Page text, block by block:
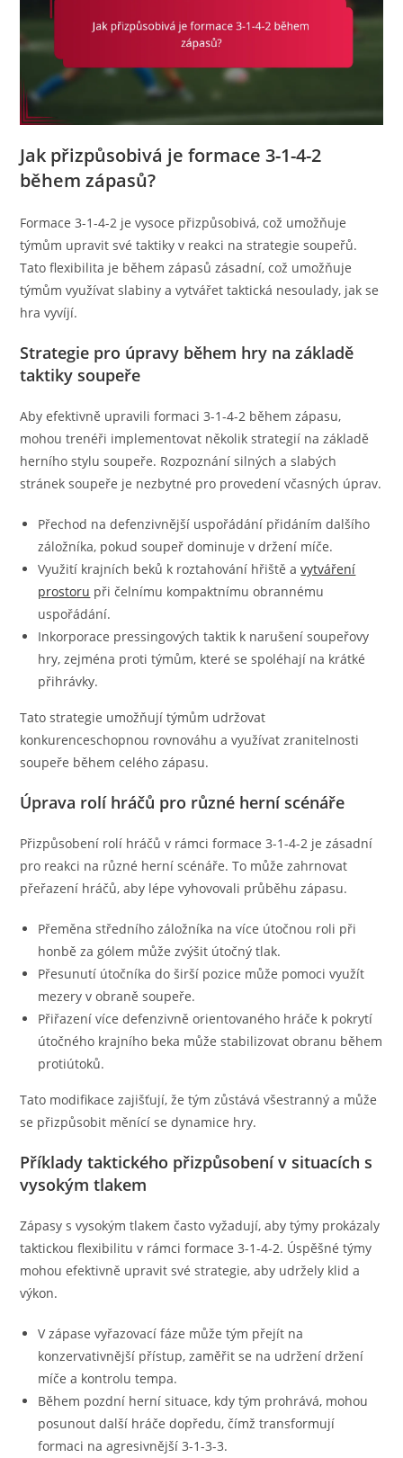
Jak přizpůsobivá je formace 3-1-4-2
během zápasů?
Formace 3-1-4-2 je vysoce přizpůsobivá, což umožňuje
týmům upravit své taktiky v reakci na strategie soupeřů.
Tato flexibilita je během zápasů zásadní, což umožňuje
týmům využívat slabiny a vytvářet taktická nesoulady, jak se
hra vyvíjí.
Strategie pro úpravy během hry na základě
taktiky soupeře
Aby efektivně upravili formaci 3-1-4-2 během zápasu,
mohou trenéři implementovat několik strategií na základě
herního stylu soupeře. Rozpoznání silných a slabých
stránek soupeře je nezbytné pro provedení včasných úprav.
Přechod na defenzivnější uspořádání přidáním dalšího
záložníka, pokud soupeř dominuje v držení míče.
Využití krajních beků k roztahování hřiště avytváření
prostoru při čelnímu kompaktnímu obrannému
uspořádání.
Inkorporace pressingových taktik k narušení soupeřovy
hry, zejména proti týmům, které se spoléhají na krátké
přihrávky.
Tato strategie umožňují týmům udržovat
konkurenceschopnou rovnováhu a využívat zranitelnosti
soupeře během celého zápasu.
Úprava rolí hráčů pro různé herní scénáře
Přizpůsobení rolí hráčů v rámci formace 3-1-4-2 je zásadní
pro reakci na různé herní scénáře. To může zahrnovat
přeřazení hráčů, aby lépe vyhovovali průběhu zápasu.
Přeměna středního záložníka na více útočnou roli při
honbě za gólem může zvýšit útočný tlak.
Přesunutí útočníka do širší pozice může pomoci využít
mezery v obraně soupeře.
Přiřazení více defenzivně orientovaného hráče k pokrytí
útočného krajního beka může stabilizovat obranu během
protiútoků.
Tato modifikace zajišťují, že tým zůstává všestranný a může
se přizpůsobit měnící se dynamice hry.
Příklady taktického přizpůsobení v situacích s
vysokým tlakem
Zápasy s vysokým tlakem často vyžadují, aby týmy prokázaly
taktickou flexibilitu v rámci formace 3-1-4-2. Úspěšné týmy
mohou efektivně upravit své strategie, aby udržely klid a
výkon.
V zápase vyřazovací fáze může tým přejít na
konzervativnější přístup, zaměřit se na udržení držení
míče a kontrolu tempa.
Během pozdní herní situace, kdy tým prohrává, mohou
posunout další hráče dopředu, čímž transformují
formaci na agresivnější 3-1-3-3.